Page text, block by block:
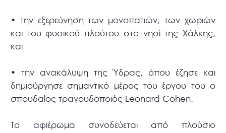
• την εξερεύνηση των μονοπατιών, των χωριών
και του φυσικού πλούτου στο νησί της Χάλκης,
και
• την ανακάλυψη της Ύδρας, όπου έζησε και
δημιούργησε σημαντικό μέρος του έργου του ο
σπουδαίος τραγουδοποιός Leonard Cohen.
Το αφιέρωμα συνοδεύεται από πλούσιο